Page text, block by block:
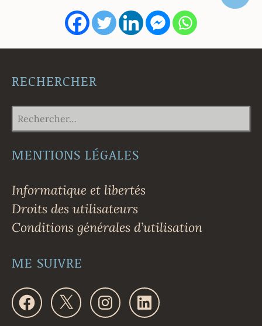
RECHERCHER
MENTIONS LÉGALES
Informatique et libertés
Droits des utilisateurs
Conditions générales d’utilisation
ME SUIVRE
F
a
c
X I
n
s
L
n